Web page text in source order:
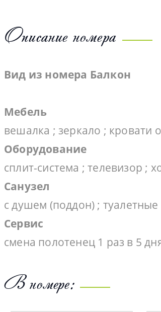
Описание номера
Вид из номера Балкон
Мебель
вешалка ; зеркало ; кровати
Оборудование
сплит-система ; телевизор ;
Санузел
с душем (поддон) ;
Сервис
смена полотенец 1 раз в 5
В номере: